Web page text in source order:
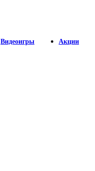
Видеоигры Акции